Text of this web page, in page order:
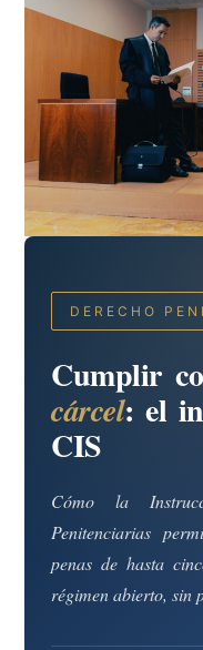
DERECHO
Cumplir
cárcel: el
CIS
Cómo la
Penitenciarias
penas de hasta
régimen abierto, sin